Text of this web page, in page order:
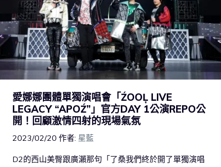
愛娜娜團體單獨演唱會「ŹOOĻ LIVE
LEGACY “APOŹ”」官方DAY 1公演REPO公
開！回顧激情四射的現場氣氛
2023/02/20 作者: 星藍
D2的西山美臀跟廣瀨那句「了桑我們終於開了單獨演唱